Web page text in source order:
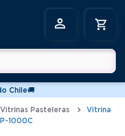
Chile🚚
Vitrinas Pasteleras
Vitrina
1000C